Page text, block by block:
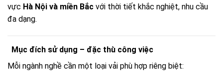
vực Hà Nội và miền Bắc với thời tiết khắc nghiệt, nhu cầu
đa dạng.
Mục đích sử dụng – đặc thù công việc
Mỗi ngành nghề cần một loại vải phù hợp riêng biệt: